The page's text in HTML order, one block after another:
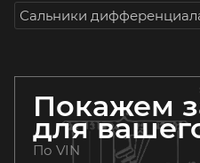
Сальники
Покажем
для
По VIN